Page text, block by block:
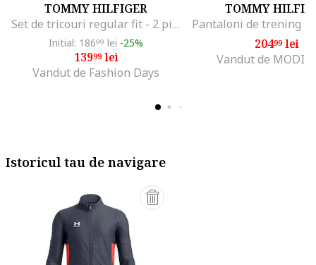
TOMMY HILFIGER
Set de tricouri regular fit - 2 piese, Alb/Albastru inchis
Initial: 18699 lei -25%
13999lei
Vandut de Fashion Days
TOMMY
20499lei
Vandut de
Istoricul tau de navigare